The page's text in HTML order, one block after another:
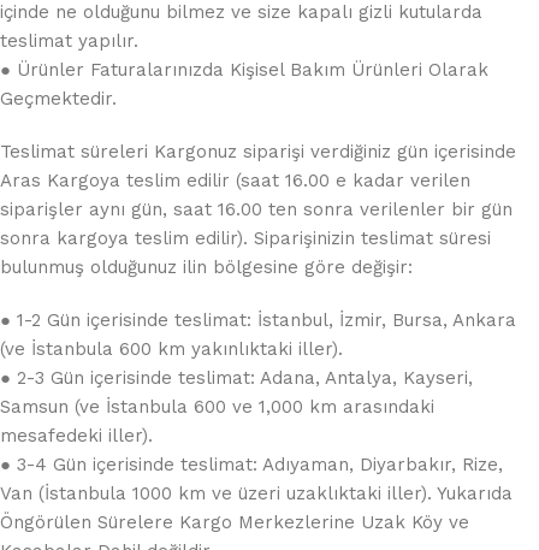
içinde ne olduğunu bilmez ve size kapalı gizli kutularda
teslimat yapılır.
● Ürünler Faturalarınızda Kişisel Bakım Ürünleri Olarak
Geçmektedir.
Teslimat süreleri Kargonuz siparişi verdiğiniz gün içerisinde
Aras Kargoya teslim edilir (saat 16.00 e kadar verilen
siparişler aynı gün, saat 16.00 ten sonra verilenler bir gün
sonra kargoya teslim edilir). Siparişinizin teslimat süresi
bulunmuş olduğunuz ilin bölgesine göre değişir:
● 1-2 Gün içerisinde teslimat: İstanbul, İzmir, Bursa, Ankara
(ve İstanbula 600 km yakınlıktaki iller).
● 2-3 Gün içerisinde teslimat: Adana, Antalya, Kayseri,
Samsun (ve İstanbula 600 ve 1,000 km arasındaki
mesafedeki iller).
● 3-4 Gün içerisinde teslimat: Adıyaman, Diyarbakır, Rize,
Van (İstanbula 1000 km ve üzeri uzaklıktaki iller). Yukarıda
Öngörülen Sürelere Kargo Merkezlerine Uzak Köy ve